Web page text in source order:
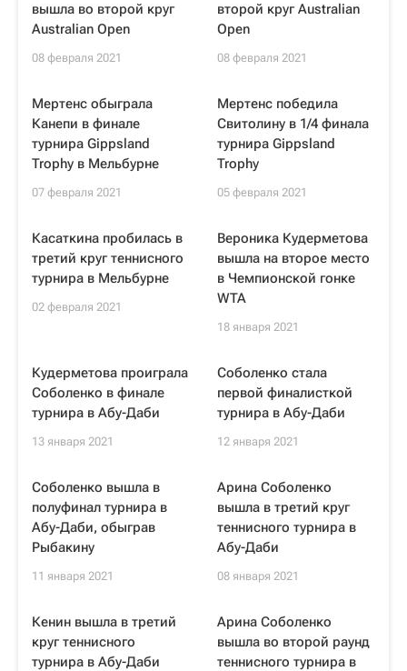
вышла во второй круг
Australian Open
08 февраля 2021
второй круг Australian
Open
08 февраля 2021
Мертенс обыграла
Канепи в финале
турнира Gippsland
Trophy в Мельбурне
07 февраля 2021
Мертенс победила
Свитолину в 1/4 финала
турнира Gippsland
Trophy
05 февраля 2021
Касаткина пробилась в
третий круг теннисного
турнира в Мельбурне
02 февраля 2021
Вероника Кудерметова
вышла на второе место
в Чемпионской гонке
WTA
18 января 2021
Кудерметова проиграла
Соболенко в финале
турнира в Абу-Даби
13 января 2021
Соболенко стала
первой финалисткой
турнира в Абу-Даби
12 января 2021
Соболенко вышла в
полуфинал турнира в
Абу-Даби, обыграв
Рыбакину
11 января 2021
Арина Соболенко
вышла в третий круг
теннисного турнира в
Абу-Даби
08 января 2021
Кенин вышла в третий
круг теннисного
турнира в Абу-Даби
Арина Соболенко
вышла во второй раунд
теннисного турнира в